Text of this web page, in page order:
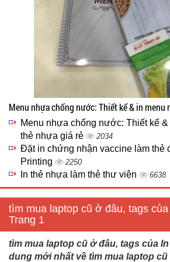
Menu nhựa chống nước: Thiết kế & in menu
Menu nhựa chống nước: Thiết kế
thẻ nhựa giá rẻ
2034
Đặt in chứng nhận vaccine làm thẻ
Printing
2250
In thẻ nhựa làm thẻ thư viện 6638
tìm mua laptop cũ ở đâu, tags
Trang 1
tìm mua laptop cũ ở đâu, tags của
dung mới nhất về tìm mua laptop cũ